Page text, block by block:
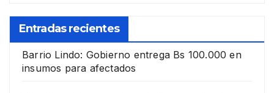
Entradas recientes
Barrio Lindo: Gobierno entrega Bs 100.000 en
insumos para afectados